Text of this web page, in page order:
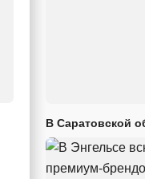
В Саратовской